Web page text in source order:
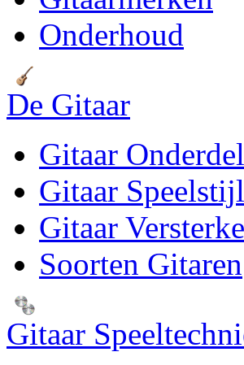
Onderhoud
De Gitaar
Gitaar
Gitaar
Gitaar
Soorten Gitaren
Gitaar